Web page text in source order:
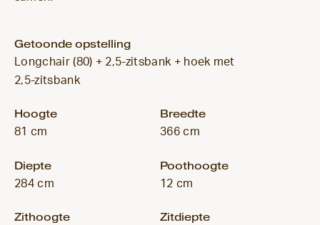
Getoonde opstelling
Longchair (80) + 2,5-zitsbank + hoek met
2,5-zitsbank
Hoogte
81 cm
Breedte
366 cm
Diepte
284 cm
Poothoogte
12 cm
Zithoogte Zitdiepte